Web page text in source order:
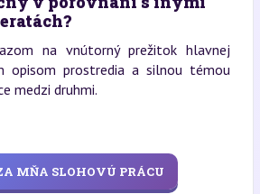
na vnútorný prežitok hlavnej
opisom prostredia a silnou témou
medzi druhmi.
MŇA SLOHOVÚ PRÁCU